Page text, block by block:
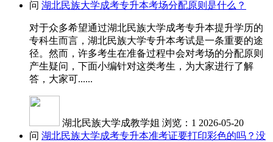
问 湖北民族大学成考专升本考场分配原则是什么？
对于众多希望通过湖北民族大学成考专升本提升学历的
专科生而言，湖北民族大学专升本考试是一条重要的途
径。然而，许多考生在准备过程中会对考场的分配原则
产生疑问，下面小编针对这类考生，为大家进行了解
答，大家可......
湖北民族大学成教学姐 浏览：1 2026-05-20
问 湖北民族大学成考专升本准考证要打印彩色的吗？没